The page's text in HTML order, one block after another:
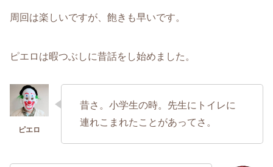
周回は楽しいですが、飽きも早いです。
ピエロは暇つぶしに昔話をし始めました。
昔さ。小学生の時。先生にトイレに
連れこまれたことがあってさ。